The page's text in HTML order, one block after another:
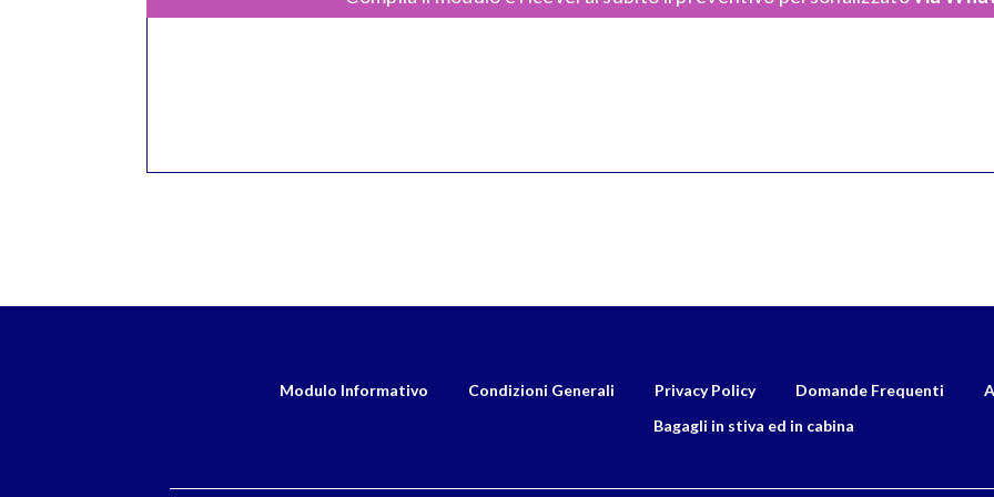
Modulo Informativo Condizioni Generali Privacy Policy Domande Frequenti
Bagagli in stiva ed in cabina